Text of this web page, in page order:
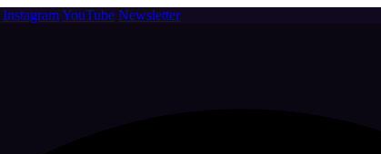
InstagramYouTube Newsletter